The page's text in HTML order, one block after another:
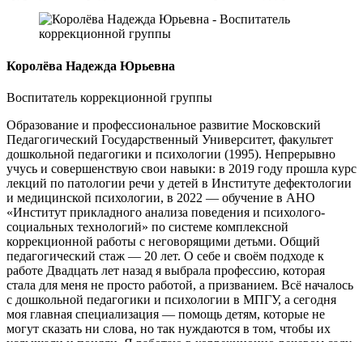
Королёва Надежда Юрьевна
Воспитатель коррекционной группы
Образование и профессиональное развитие Московский
Педагогический Государственный Университет, факультет
дошкольной педагогики и психологии (1995). Непрерывно
учусь и совершенствую свои навыки: в 2019 году прошла курс
лекций по патологии речи у детей в Институте дефектологии
и медицинской психологии, в 2022 — обучение в АНО
«Институт прикладного анализа поведения и психолого-
социальных технологий» по системе комплексной
коррекционной работы с неговорящими детьми. Общий
педагогический стаж — 20 лет. О себе и своём подходе к
работе Двадцать лет назад я выбрала профессию, которая
стала для меня не просто работой, а призванием. Всё началось
с дошкольной педагогики и психологии в МПГУ, а сегодня
моя главная специализация — помощь детям, которые не
могут сказать ни слова, но так нуждаются в том, чтобы их